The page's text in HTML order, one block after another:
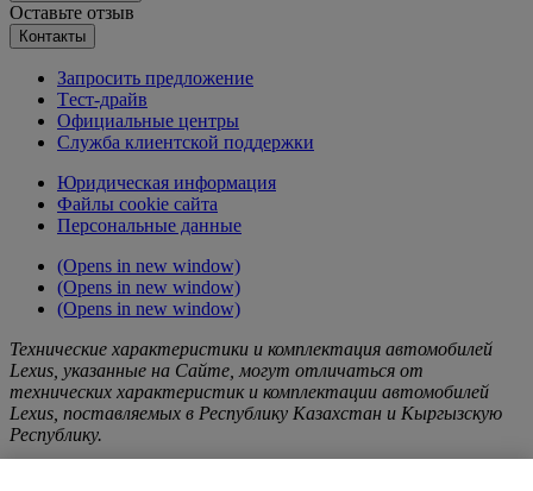
Оставьте отзыв
Контакты
Запросить предложение
Tест-драйв
Официальные центры
Служба клиентской поддержки
Юридическая информация
Файлы cookie сайта
Персональные данные
(Opens in new window)
(Opens in new window)
(Opens in new window)
Технические характеристики и комплектация автомобилей
Lexus, указанные на Сайте, могут отличаться от
технических характеристик и комплектации автомобилей
Lexus, поставляемых в Республику Казахстан и Кыргызскую
Республику.